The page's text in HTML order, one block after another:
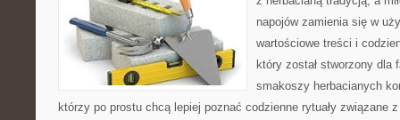
napojów zamienia się w
wartościowe treści i
który został stworzony dla
smakoszy herbacianych
którzy po prostu chcą lepiej poznać codzienne rytuały związane